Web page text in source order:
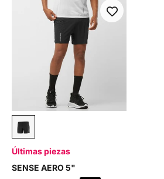
Negro
Últimas piezas
SENSE AERO 5"